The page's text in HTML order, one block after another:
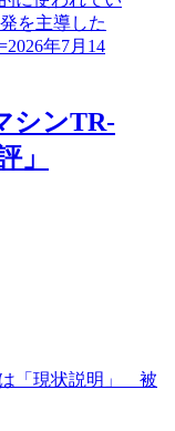
シンTR-
」
「現状説明」 被